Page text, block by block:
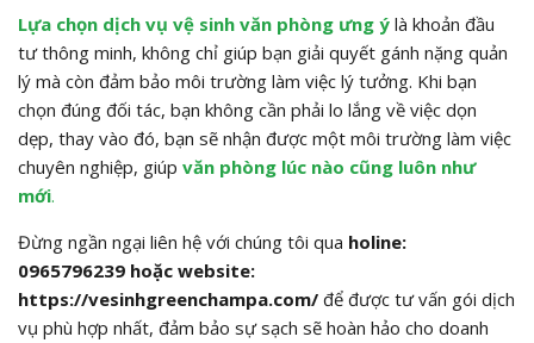
Lựa chọn dịch vụ vệ sinh văn phòng ưng ý là khoản đầu
tư thông minh, không chỉ giúp bạn giải quyết gánh nặng quản
lý mà còn đảm bảo môi trường làm việc lý tưởng. Khi bạn
chọn đúng đối tác, bạn không cần phải lo lắng về việc dọn
dẹp, thay vào đó, bạn sẽ nhận được một môi trường làm việc
chuyên nghiệp, giúp văn phòng lúc nào cũng luôn như
mới.
Đừng ngần ngại liên hệ với chúng tôi qua holine:
0965796239 hoặc website:
https://vesinhgreenchampa.com/ để được tư vấn gói dịch
vụ phù hợp nhất, đảm bảo sự sạch sẽ hoàn hảo cho doanh